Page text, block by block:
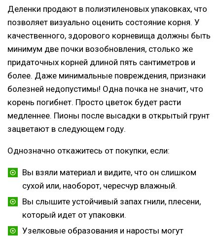
Деленки продают в полиэтиленовых упаковках, что
позволяет визуально оценить состояние корня. У
качественного, здорового корневища должны быть
минимум две почки возобновления, столько же
придаточных корней длиной пять сантиметров и
более. Даже минимальные повреждения, признаки
болезней недопустимы! Одна почка не значит, что
корень погибнет. Просто цветок будет расти
медленнее. Пионы после высадки в открытый грунт
зацветают в следующем году.
Однозначно откажитесь от покупки, если:
Вы взяли материал и видите, что он слишком
сухой или, наоборот, чересчур влажный.
Вы слышите устойчивый запах гнили, плесени,
который идет от упаковки.
Узелковые образования и наросты могут